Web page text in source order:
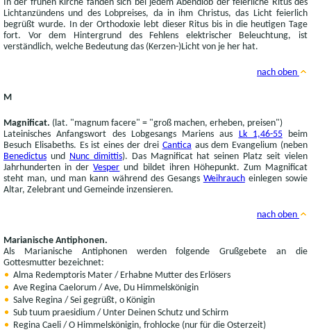
In der frühen Kirche fanden sich bei jedem Abendlob der feierliche Ritus des
Lichtanzündens und des Lobpreises, da in ihm Christus, das Licht feierlich
begrüßt wurde. In der Orthodoxie lebt dieser Ritus bis in die heutigen Tage
fort. Vor dem Hintergrund des Fehlens elektrischer Beleuchtung, ist
verständlich, welche Bedeutung das (Kerzen-)Licht von je her hat.
nach oben
M
Magnificat. (lat. "magnum facere" = "groß machen, erheben, preisen")
Lateinisches Anfangswort des Lobgesangs Mariens aus
Lk 1,46-55beim
Besuch Elisabeths. Es ist eines der drei Cantica aus dem Evangelium (neben
Benedictus und Nunc dimittis). Das Magnificat hat seinen Platz seit vielen
Jahrhunderten in derVesper und bildet ihren Höhepunkt. Zum Magnificat
steht man, und man kann während des Gesangs Weihraucheinlegen sowie
Altar, Zelebrant und Gemeinde inzensieren.
nach oben
Marianische Antiphonen.
Als Marianische Antiphonen werden folgende Grußgebete an die
Gottesmutter bezeichnet:
Alma Redemptoris Mater / Erhabne Mutter des Erlösers
Ave Regina Caelorum / Ave, Du Himmelskönigin
Salve Regina / Sei gegrüßt, o Königin
Sub tuum praesidium / Unter Deinen Schutz und Schirm
Regina Caeli / O Himmelskönigin, frohlocke (nur für die Osterzeit)